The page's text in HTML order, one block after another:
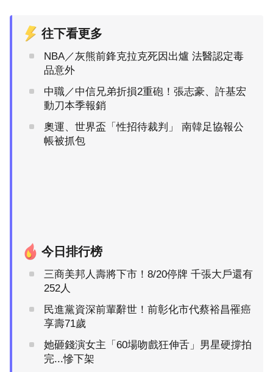
往下看更多
NBA／灰熊前鋒克拉克死因出爐 法醫認定毒
品意外
中職／中信兄弟折損2重砲！張志豪、許基宏
動刀本季報銷
奧運、世界盃「性招待裁判」 南韓足協報公
帳被抓包
今日排行榜
三商美邦人壽將下市！8/20停牌 千張大戶還有
252人
民進黨資深前輩辭世！前彰化市代蔡裕昌罹癌
享壽71歲
她砸錢演女主「60場吻戲狂伸舌」男星硬撐拍
完...慘下架